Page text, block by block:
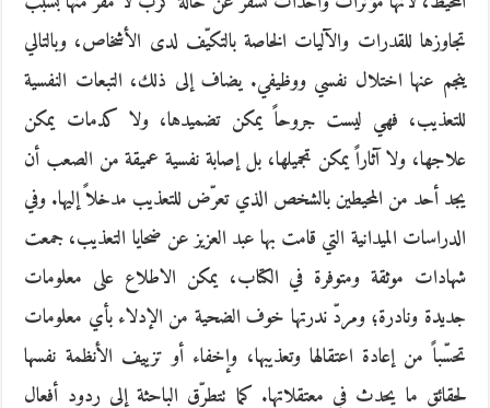
تجاوزها للقدرات والآليات الخاصة بالتكيّف لدى الأشخاص، وبالتالي
ينجم عنها اختلال نفسي ووظيفي. يضاف إلى ذلك، التبعات النفسية
للتعذيب، فهي ليست جروحاً يمكن تضميدها، ولا كدمات يمكن
علاجها، ولا آثاراً يمكن تجميلها، بل إصابة نفسية عميقة من الصعب أن
يجد أحد من المحيطين بالشخص الذي تعرّض للتعذيب مدخلاً إليها. وفي
الدراسات الميدانية التي قامت بها عبد العزيز عن ضحايا التعذيب، جمعت
شهادات موثقة ومتوفرة في الكتاب، يمكن الاطلاع على معلومات
جديدة ونادرة؛ ومردّ ندرتها خوف الضحية من الإدلاء بأي معلومات
تحسّباً من إعادة اعتقالها وتعذيبها، وإخفاء أو تزييف الأنظمة نفسها
لحقائق ما يحدث في معتقلاتها. كما تتطرّق الباحثة إلى ردود أفعال